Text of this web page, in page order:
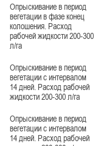
Опрыскивание в период
вегетации в фазе конец
колошения. Расход
рабочей жидкости 200-300
л/га
Опрыскивание в период
вегетации с интервалом
14 дней. Расход рабочей
жидкости 200-300 л/га
Опрыскивание в период
вегетации с интервалом
14 дней. Расход рабочей